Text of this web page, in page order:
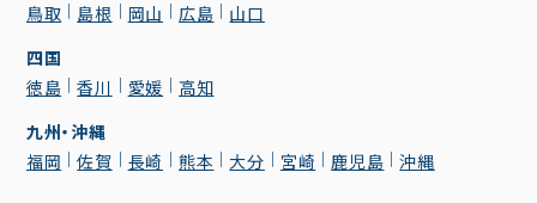
鳥取
島根 岡山 広島
山口
四国
徳島
香川 愛媛
高知
九州・沖縄
福岡
佐賀 長崎 熊本 大分 宮崎 鹿児島 沖縄